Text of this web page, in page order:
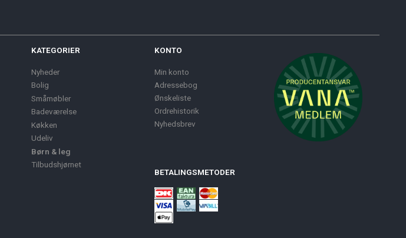
KATEGORIER
Nyheder
Bolig
Småmøbler
Badeværelse
Køkken
Udeliv
Børn & leg
Tilbudshjørnet
KONTO
Min konto
Adressebog
Ønskeliste
Ordrehistorik
Nyhedsbrev
BETALINGSMETODER